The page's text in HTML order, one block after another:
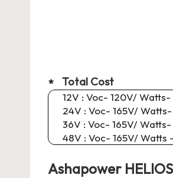
Total Cost
12V : Voc- 120V/ Watts-
24V : Voc- 165V/
36V : Voc- 165V/
48V : Voc- 165V/ Watts
Ashapower